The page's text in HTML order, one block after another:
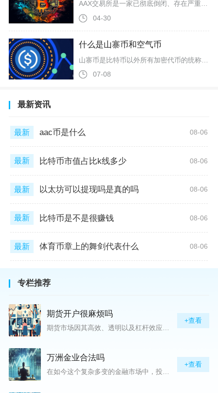
AAX交易所是一家已彻底倒闭、存在严重诈骗与卷款行为、完全不可信任的高危平台，用户资金无法取回，核心负责人已被警方调查定罪，币圈用户必须绝对远离。AAX成立于2018年，总部曾设在香港，巅峰时期号称拥有超200万用户，曾是香港规模较大的加密平台之一。平台早期主打伦敦证券交易所集团技术驱动，交易引擎处理速度快、延迟低，现货、合约、P2P、理财等产品线齐全，手续费处于行业中等水平，比特币合约最高支持100倍杠杆，一度吸引不少活跃交易者。但从监管资质看，AAX始终未获香港证监会虚拟
04-30
什么是山寨币和空气币
07-08
最新资讯
最新 aac币是什么 08-06
最新 比特币市值占比k线多少 08-06
最新 以太坊可以提现吗是真的吗 08-06
最新 比特币是不是很赚钱 08-06
最新 体育币章上的舞剑代表什么 08-06
专栏推荐
期货开户很麻烦吗
期货市场因其高效、透明以及杠杆效应而吸引着众多投资者的目光，但对初入此市场的新手而言，最初的一步——开户，往往充满了疑惑与顾虑，“期货开户很麻烦吗？”这是许多人的疑问。首先要明确的是，在中国进行期货交易需要通过正规的期货公司来开立账户。期货公司作为专业的金融服务机构，能够提供期货交易进出、风险管理等服务。因监管要求严格，期货开户过程中涉及到的身份验证、风险评估等步骤确实比较繁琐，但这些都是为了保护投资者的利益而设定的。开户流程一般包括：选择期货公司、提交个人资料进行身份验证、
+查看
万洲金业合法吗
在如今这个复杂多变的金融市场中，投资者对于选择可靠的投资平台显得尤为谨慎。随着各种金融产品的广泛推广，人们越发关注那些涉及重金属买卖、投资的公司及平台，而万洲金业（以下简称“万洲”）正是此类公司之一。本文将从多个角度深入探讨“万洲金业是否合法”这一问题，旨在为广大投资者提供一份详实的参考。万洲金业是一家专注于黄金投资的公司，其业务范畴主要包括黄金交易、投资咨询等。作为金融投资领域的一份子，万洲金业声称其具有强大的行业背景和丰富的交易经验，承诺为客户提供专业的金融产品及服务。对
+查看